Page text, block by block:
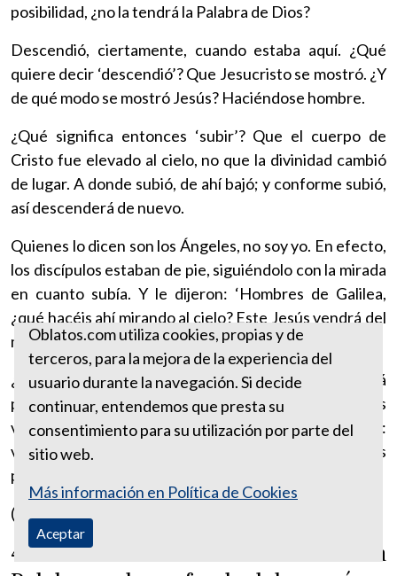
posibilidad, ¿no la tendrá la Palabra de Dios?
Descendió, ciertamente, cuando estaba aquí. ¿Qué
quiere decir ‘descendió’? Que Jesucristo se mostró. ¿Y
de qué modo se mostró Jesús? Haciéndose hombre.
¿Qué significa entonces ‘subir’? Que el cuerpo de
Cristo fue elevado al cielo, no que la divinidad cambió
de lugar. A donde subió, de ahí bajó; y conforme subió,
así descenderá de nuevo.
Quienes lo dicen son los Ángeles, no soy yo. En efecto,
los discípulos estaban de pie, siguiéndolo con la mirada
en cuanto subía. Y le dijeron: ‘Hombres de Galilea,
¿qué hacéis ahí mirando al cielo? Este Jesús vendrá del
mismo modo que lo visteis ir al cielo’.
¿Qué quiere decir ‘vendrá del mismo modo’? Vendrá
para juzgar de la misma forma en que fue juzgado. Los
verán apenas los justos, pero también los injustos:
vendrá para ser visto por justos e injustos. Los injustos
podrán verlo, pero no podrán reinar con Él”.
(San Agustín, Sermón 265F, 3)
4. Cultivemos la semilla de la
Oblatos.com utiliza cookies, propias y de
terceros, para la mejora de la experiencia del
usuario durante la navegación. Si decide
continuar, entendemos que presta su
consentimiento para su utilización por parte del
sitio web.
Más información en Política de Cookies
Aceptar